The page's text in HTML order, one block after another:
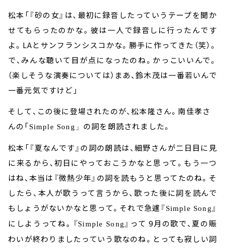
松本「『砂の女』は、最初に録音したっていうテープを聞か
せてもらったのかな。彼は一人で録音しに行ったんです
よ。 LAとサンフランシスコかな。勝手に作ってきた（笑）。
で、みんな聴いて目が点になったのね。かっこいいんで。
（楽しそうな演奏については）まあ、鈴木茂は一番若いんで
一番元気ですけど」
そして、この後に登場されたのが、松本隆さん。南佳孝さ
んの「Simple Song 」 の詞を朗読されました。
松本「『夏なんです』の詞の朗読は、細野さんが二日目に見
に来るから、初日にやっておこうかなと思って。もう一つ
はね、本当は『微熱少年』の詞を読もうと思ってたのね。そ
したら、本人が歌うって言うから、歌った後に詞を読んで
もしょうがないかなと思って。それで急遽『Simple Song』
にしようってね。『Simple Song』って 9月の歌で、夏の賑
わいが終わりましたっていう歌なのね。とっても寂しい詞